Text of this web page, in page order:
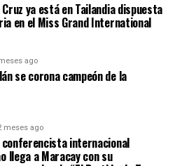
ya está en Tailandia dispuesta
en el Miss Grand International
ago
se corona campeón de la
meses ago
conferencista internacional
llega a Maracay con su